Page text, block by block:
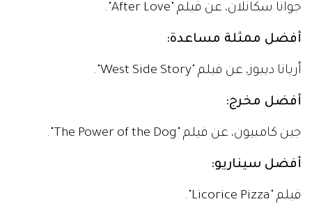
جوانا سكانلان، عن فيلم "After Love".
أفضل ممثلة مساعدة:
أريانا ديبوز، عن فيلم "West Side Story".
أفضل مخرج:
جين كامبيون، عن فيلم "The Power of the Dog".
أفضل سيناريو:
فيلم "Licorice Pizza".